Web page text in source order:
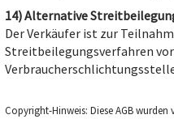
14) Alternative
Der Verkäufer ist zur
Streitbeilegungsverfahren
Copyright-Hinweis: Diese AGB